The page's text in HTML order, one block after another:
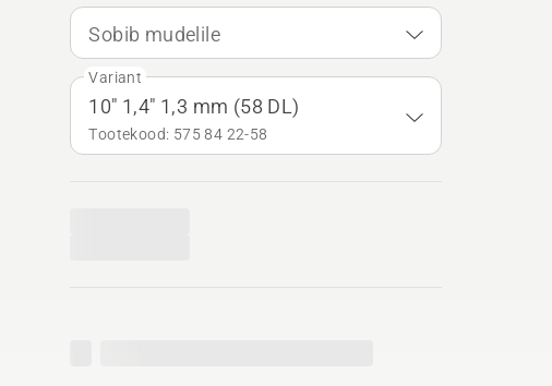
Sobib mudelile
Variant
10" 1,4" 1,3 mm (58 DL)
Tootekood: 575 84 22‑58